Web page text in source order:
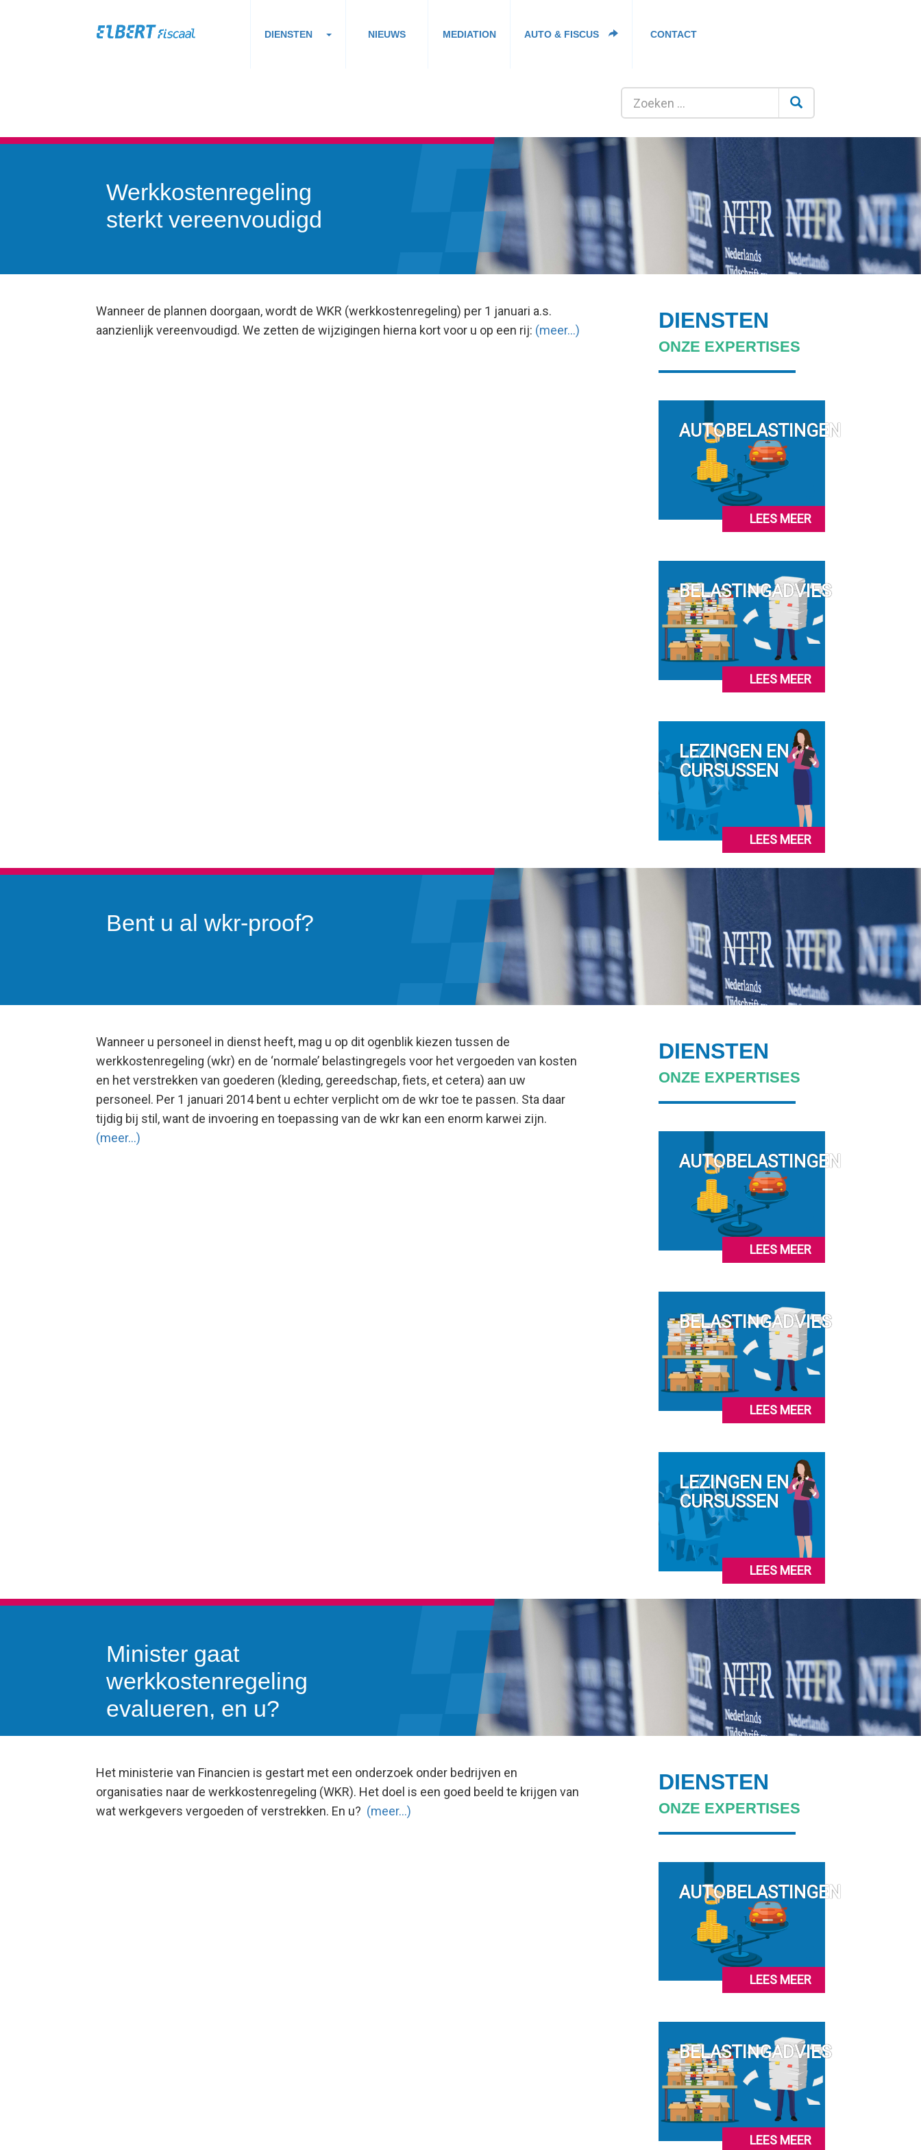
DIENSTEN NIEUWS MEDIATION AUTO & FISCUS CONTACT
Werkkostenregeling
sterkt vereenvoudigd
Wanneer de plannen doorgaan, wordt de WKR (werkkostenregeling) per 1 januari a.s.
aanzienlijk vereenvoudigd. We zetten de wijzigingen hierna kort voor u op een rij: (meer…) DIENSTEN
ONZE EXPERTISES
AUTOBELASTINGEN
LEES MEER
BELASTINGADVIES
LEES MEER
LEZINGEN EN
CURSUSSEN
LEES MEER
Bent u al wkr-proof?
Wanneer u personeel in dienst heeft, mag u op dit ogenblik kiezen tussen de
werkkostenregeling (wkr) en de ‘normale’ belastingregels voor het vergoeden van kosten
en het verstrekken van goederen (kleding, gereedschap, fiets, et cetera) aan uw
personeel. Per 1 januari 2014 bent u echter verplicht om de wkr toe te passen. Sta daar
tijdig bij stil, want de invoering en toepassing van de wkr kan een enorm karwei zijn.
(meer…)
DIENSTEN
ONZE EXPERTISES
AUTOBELASTINGEN
LEES MEER
BELASTINGADVIES
LEES MEER
LEZINGEN EN
CURSUSSEN
LEES MEER
Minister gaat
werkkostenregeling
evalueren, en u?
Het ministerie van Financien is gestart met een onderzoek onder bedrijven en
organisaties naar de werkkostenregeling (WKR). Het doel is een goed beeld te krijgen van
wat werkgevers vergoeden of verstrekken. En u? (meer…)
DIENSTEN
ONZE EXPERTISES
AUTOBELASTINGEN
LEES MEER
BELASTINGADVIES
LEES MEER